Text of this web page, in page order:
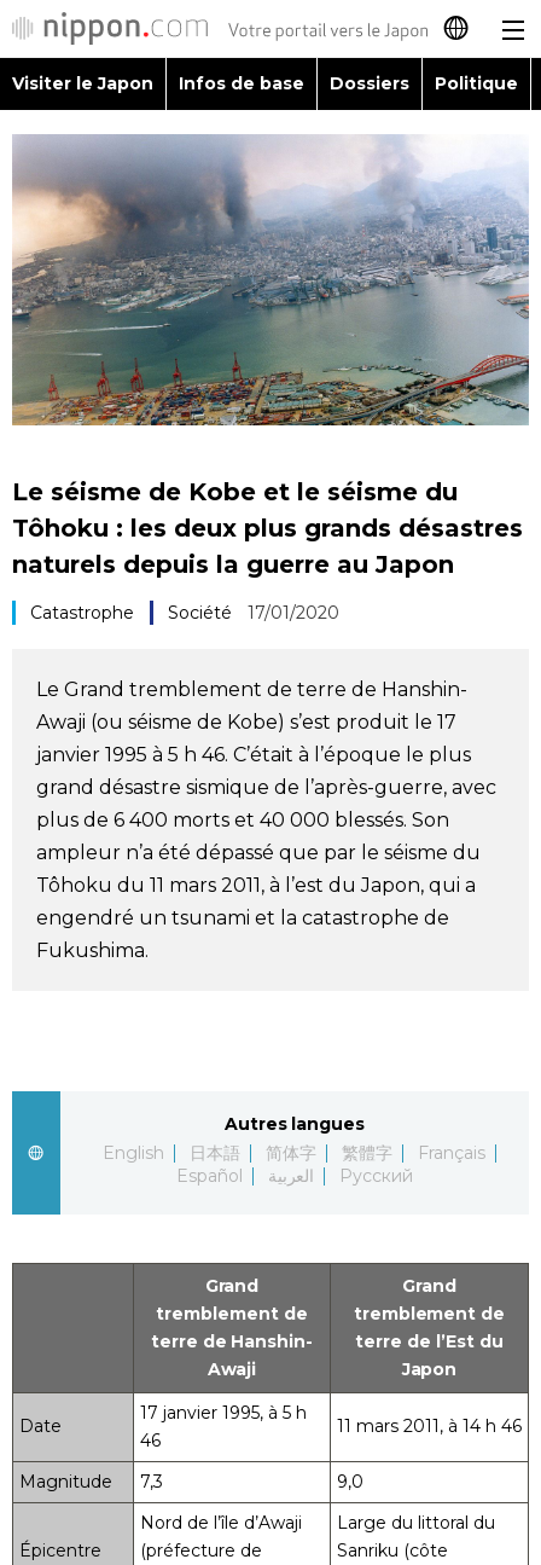
日本語
English
简体字
繁體字
العربية
Visiter le Japon
Infos de base
Dossiers
Économie
Société
Gastronomie
Le japonais
En plus
Données
Vidéos
official SNS
Visiter le Japon Infos de base Dossiers Politique
Le séisme de Kobe et le séisme du
Tôhoku : les deux plus grands désastres
naturels depuis la guerre au Japon
Catastrophe Société 17/01/2020
Le Grand tremblement de terre de Hanshin-
Awaji (ou séisme de Kobe) s’est produit le 17
janvier 1995 à 5 h 46. C’était à l’époque le plus
grand désastre sismique de l’après-guerre, avec
plus de 6 400 morts et 40 000 blessés. Son
ampleur n’a été dépassé que par le séisme du
Tôhoku du 11 mars 2011, à l’est du Japon, qui a
engendré un tsunami et la catastrophe de
Fukushima.
Autres langues
English
日本語 简体字 繁體字
Français
Español
العربية Русский
Grand
tremblement de
terre de Hanshin-
Awaji
Grand
tremblement de
terre de l’Est du
Japon
Date
17 janvier 1995, à 5 h
46
11 mars 2011, à 14 h 46
Magnitude 7,3 9,0
Épicentre
Nord de l’île d’Awaji
(préfecture de
Large du littoral du
Sanriku (côte